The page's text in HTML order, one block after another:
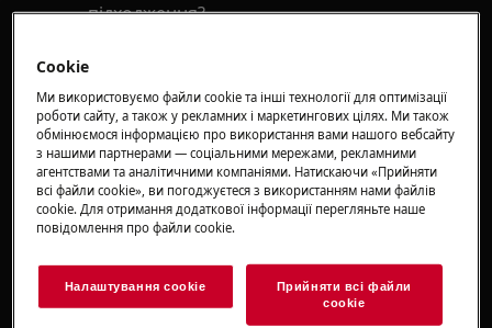
підходження?
режим/опцію слід використовувати для
підіймання тіста на дріжджах.
Рішення
1. Ідеальна температура для підняття
дріжджів знаходиться в межах від 30°C до
При нижчих температурах тісту на дріжджах
потрібно більше часу для збільшення об'єму.
Cookie
Ми використовуємо файли cookie та інші технології для оптимізації
роботи сайту, а також у рекламних і маркетингових цілях. Ми також
обмінюємося інформацією про використання вами нашого вебсайту
з нашими партнерами — соціальними мережами, рекламними
агентствами та аналітичними компаніями. Натискаючи «Прийняти
всі файли сookie», ви погоджуєтеся з використанням нами файлів
cookie. Для отримання додаткової інформації перегляньте наше
повідомлення про файли сookie.
Налаштування cookie
Прийняти всі файли
сookie